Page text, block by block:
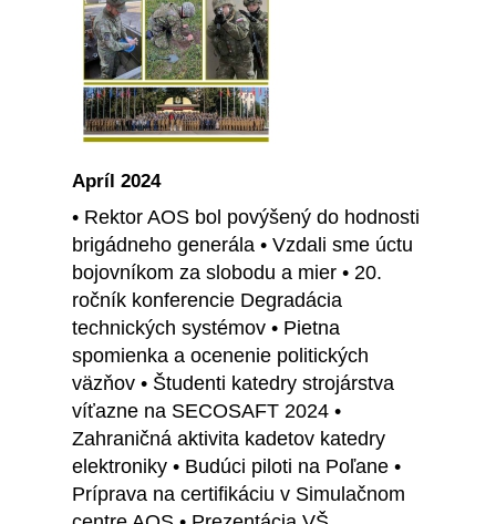
Apríl 2024
• Rektor AOS bol povýšený do hodnosti
brigádneho generála • Vzdali sme úctu
bojovníkom za slobodu a mier • 20.
ročník konferencie Degradácia
technických systémov • Pietna
spomienka a ocenenie politických
väzňov • Študenti katedry strojárstva
víťazne na SECOSAFT 2024 •
Zahraničná aktivita kadetov katedry
elektroniky • Budúci piloti na Poľane •
Príprava na certifikáciu v Simulačnom